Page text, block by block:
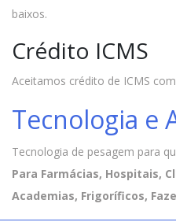
baixos.
Crédito ICMS
Aceitamos crédito de ICMS
Tecnologia e
Tecnologia de pesagem para
Para Farmácias, Hospitais,
Academias, Frigoríficos,